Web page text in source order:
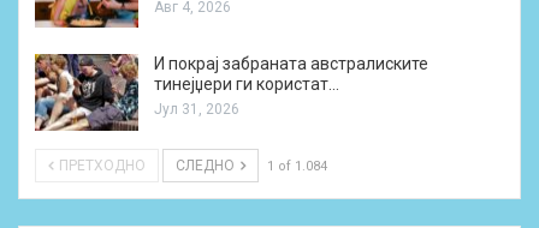
Авг 4, 2026
И покрај забраната австралиските
тинејџери ги користат…
Јул 31, 2026
ПРЕТХОДНО СЛЕДНО 1 of 1.084